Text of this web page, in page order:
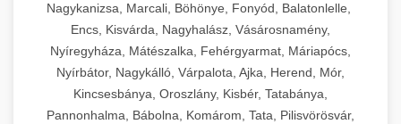
Nagykanizsa, Marcali, Böhönye, Fonyód, Balatonlelle,
Encs, Kisvárda, Nagyhalász, Vásárosnamény,
Nyíregyháza, Mátészalka, Fehérgyarmat, Máriapócs,
Nyírbátor, Nagykálló, Várpalota, Ajka, Herend, Mór,
Kincsesbánya, Oroszlány, Kisbér, Tatabánya,
Pannonhalma, Bábolna, Komárom, Tata, Pilisvörösvár,